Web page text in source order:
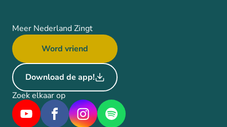
Meer Nederland Zingt
Word vriend
Download de app!
Zoek elkaar op